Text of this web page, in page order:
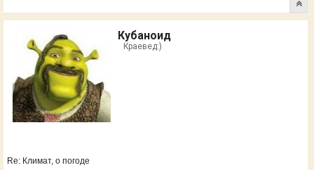
Кубаноид
Краевед:)
Re: Климат, о погоде